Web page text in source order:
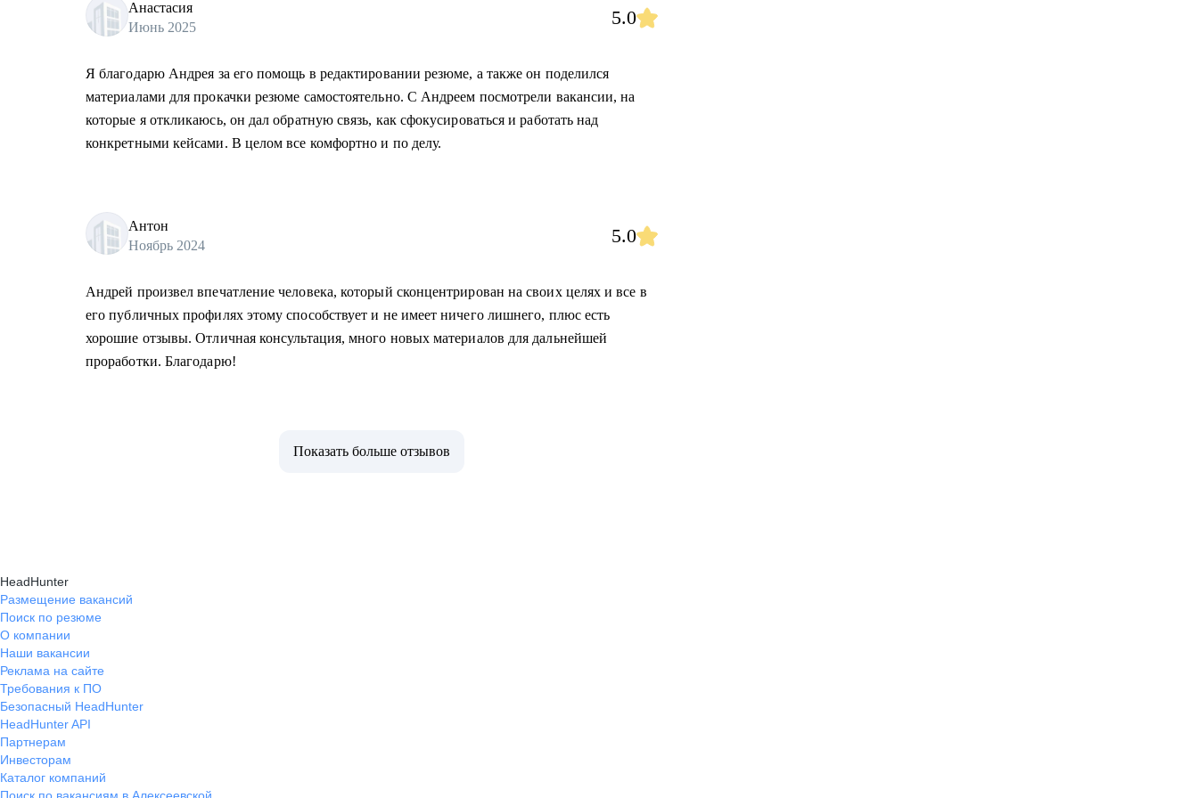
Анастасия
Июнь 2025
5.0
Я благодарю Андрея за его помощь в редактировании резюме, а также он поделился
материалами для прокачки резюме самостоятельно. С Андреем посмотрели вакансии, на
которые я откликаюсь, он дал обратную связь, как сфокусироваться и работать над
конкретными кейсами. В целом все комфортно и по делу.
Антон
Ноябрь 2024
5.0
Андрей произвел впечатление человека, который сконцентрирован на своих целях и все в
его публичных профилях этому способствует и не имеет ничего лишнего, плюс есть
хорошие отзывы. Отличная консультация, много новых материалов для дальнейшей
проработки. Благодарю!
Показать больше отзывов
HeadHunter
Размещение вакансий
Поиск по резюме
О компании
Наши вакансии
Реклама на сайте
Требования к ПО
Безопасный HeadHunter
HeadHunter API
Партнерам
Инвесторам
Каталог компаний